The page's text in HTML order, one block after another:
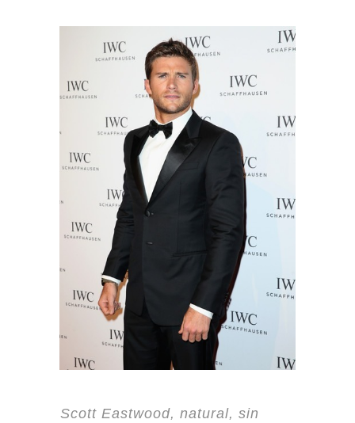
Scott Eastwood, natural, sin